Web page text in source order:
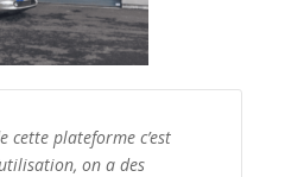
cette plateforme c’est
on a des